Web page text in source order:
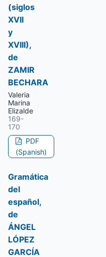
(siglos
XVII
y
XVIII),
de
ZAMIR
BECHARA
Valeria
Marina
Elizalde
169-
170
PDF
(Spanish)
Gramática
del
español,
de
ÁNGEL
LÓPEZ
GARCÍA